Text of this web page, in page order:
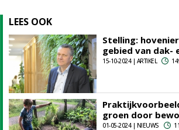
LEES OOK
Stelling:
gebied van dak-
15-10-2024 | ARTIKEL
groen door
01-05-2024 | NIEUWS